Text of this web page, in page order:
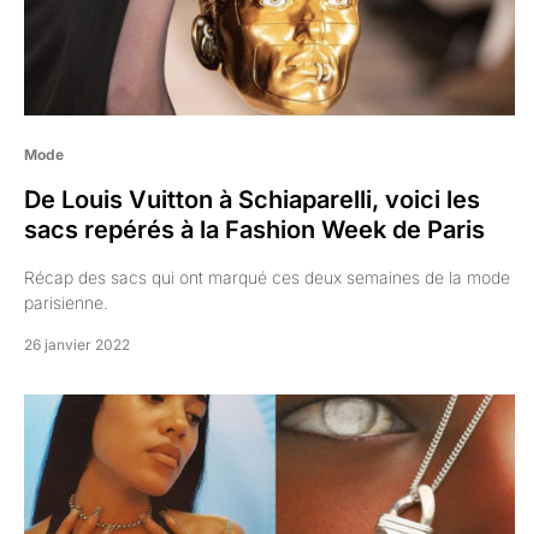
Mode
De Louis Vuitton à Schiaparelli, voici les
sacs repérés à la Fashion Week de Paris
Récap des sacs qui ont marqué ces deux semaines de la mode
parisienne.
26 janvier 2022